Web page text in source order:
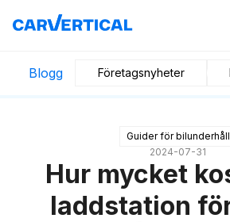
Blogg Företagsnyheter
Guider för bilunderhåll
2024-07-31
Hur mycket
laddstation